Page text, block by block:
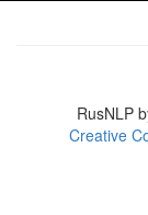
RusNLP
Creative